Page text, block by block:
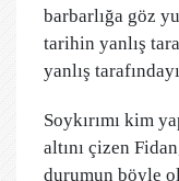
barbarlığa göz
tarihin yanlış
yanlış
Soykırımı kim
altını çizen
durumun böyle